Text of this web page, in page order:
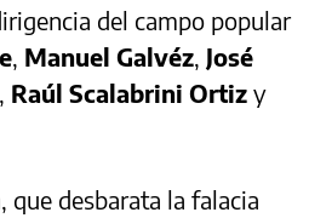
del campo popular
, Manuel Galvéz, José
, Raúl Scalabrini Ortiz y
desbarata la falacia